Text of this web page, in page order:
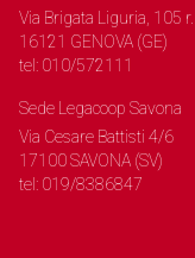
Via Brigata Liguria, 105 r.
16121 GENOVA (GE)
tel: 010/572111
Sede Legacoop Savona
Via Cesare Battisti 4/6
17100 SAVONA (SV)
tel: 019/8386847